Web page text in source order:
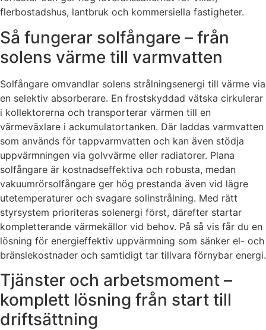
flerbostadshus, lantbruk och kommersiella fastigheter.
Så fungerar solfångare – från
solens värme till varmvatten
Solfångare omvandlar solens strålningsenergi till värme via
en selektiv absorberare. En frostskyddad vätska cirkulerar
i kollektorerna och transporterar värmen till en
värmeväxlare i ackumulatortanken. Där laddas varmvatten
som används för tappvarmvatten och kan även stödja
uppvärmningen via golvvärme eller radiatorer. Plana
solfångare är kostnadseffektiva och robusta, medan
vakuumrörsolfångare ger hög prestanda även vid lägre
utetemperaturer och svagare solinstrålning. Med rätt
styrsystem prioriteras solenergi först, därefter startar
kompletterande värmekällor vid behov. På så vis får du en
lösning för energieffektiv uppvärmning som sänker el- och
bränslekostnader och samtidigt tar tillvara förnybar energi.
Tjänster och arbetsmoment –
komplett lösning från start till
driftsättning